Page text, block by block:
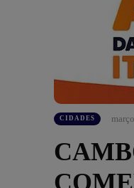
CIDADES